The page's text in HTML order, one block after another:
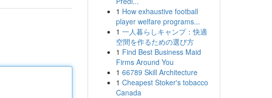
1 How exhaustive football
player welfare programs...
1 一人暮らしキャンプ：快適
空間を作るための選び方
1 Find Best Business Maid
Firms Around You
1 66789 Skill Architecture
1 Cheapest Stoker's tobacco
Canada